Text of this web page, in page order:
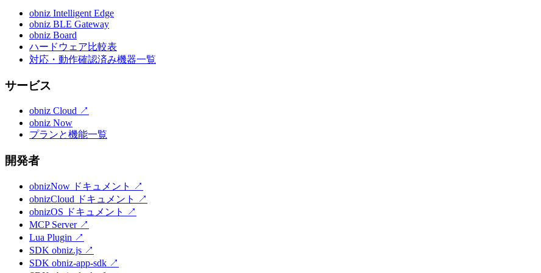
obniz Intelligent Edge
obniz BLE Gateway
obniz Board
ハードウェア比較表
対応・動作確認済み機器一覧
サービス
obniz Cloud ↗
obniz Now
プランと機能一覧
開発者
obnizNow ドキュメント
↗
obnizCloud ドキュメント
↗
obnizOS ドキュメント
↗
MCP Server ↗
Lua Plugin ↗
SDK obniz.js ↗
SDK obniz-app-sdk ↗